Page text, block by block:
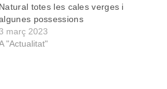
Natural totes les cales verges i
possessions
3 març 2023
"Actualitat"